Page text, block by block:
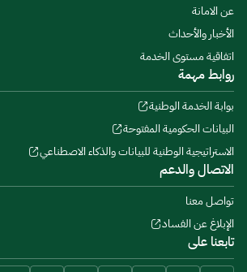
عن الامانة
الأخبار والأحداث
اتفاقية مستوى الخدمة
روابط مهمة
بوابة الخدمة الوطنية
البيانات الحكومية المفتوحة
الاستراتيجية الوطنية للبيانات والذكاء الاصطناعي
الاتصال والدعم
تواصل معنا
الإبلاغ عن الفساد
تابعنا على